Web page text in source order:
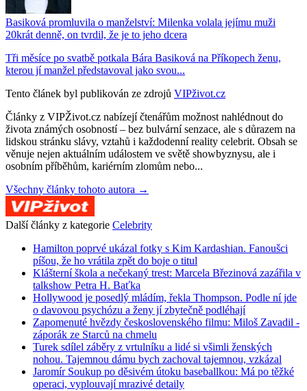
Basiková promluvila o manželství: Milenka volala jejímu muži
20krát denně, on tvrdil, že je to jeho dcera
Tři měsíce po svatbě potkala Bára Basiková na Příkopech ženu,
kterou jí manžel představoval jako svou...
Tento článek byl publikován ze zdrojů VIPživot.cz
Články z VIPŽivot.cz nabízejí čtenářům možnost nahlédnout do
života známých osobností – bez bulvární senzace, ale s důrazem na
lidskou stránku slávy, vztahů i každodenní reality celebrit. Obsah se
věnuje nejen aktuálním událostem ve světě showbyznysu, ale i
osobním příběhům, kariérním zlomům nebo...
Všechny články tohoto autora →
Další články z kategorie Celebrity
Hamilton poprvé ukázal fotky s Kim Kardashian. Fanoušci
píšou, že ho vrátila zpět do boje o titul
Klášterní škola a nečekaný trest: Marcela Březinová zazářila v
talkshow Petra H. Baťka
Hollywood je posedlý mládím, řekla Thompson. Podle ní jde
o davovou psychózu a ženy jí zbytečně podléhají
Zapomenuté hvězdy československého filmu: Miloš Zavadil -
záporák ze Starců na chmelu
Turek sdílel záběry z vrtulníku a lidé si všimli ženských
nohou. Tajemnou dámu bych zachoval tajemnou, vzkázal
Jaromír Soukup po děsivém útoku baseballkou: Má po těžké
operaci, vyplouvají mrazivé detaily